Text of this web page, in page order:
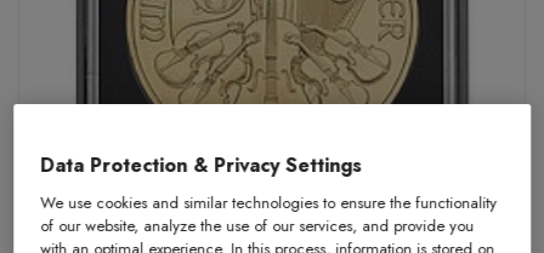
Data Protection & Privacy Settings
We use cookies and similar technologies to ensure the functionality
of our website, analyze the use of our services, and provide you
with an optimal experience. In this process, information is stored on